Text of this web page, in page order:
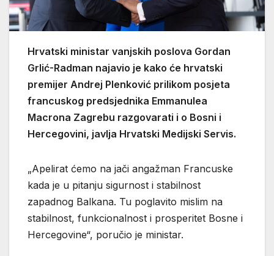
Hrvatski ministar vanjskih poslova Gordan
Grlić-Radman najavio je kako će hrvatski
premijer Andrej Plenković prilikom posjeta
francuskog predsjednika Emmanulea
Macrona Zagrebu razgovarati i o Bosni i
Hercegovini, javlja Hrvatski Medijski Servis.
„Apelirat ćemo na jači angažman Francuske
kada je u pitanju sigurnost i stabilnost
zapadnog Balkana. Tu poglavito mislim na
stabilnost, funkcionalnost i prosperitet Bosne i
Hercegovine“, poručio je ministar.